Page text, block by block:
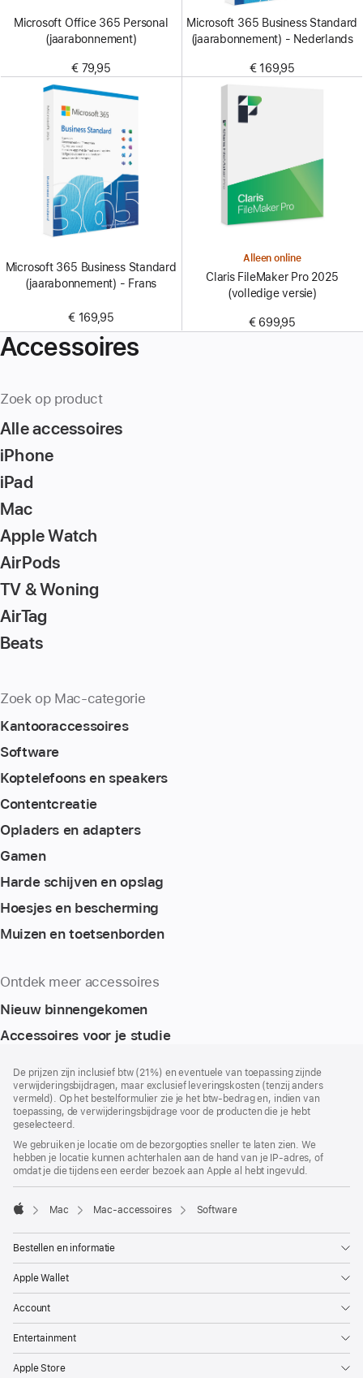
Microsoft Office 365 Personal
(jaarabonnement)
€ 79,95
Microsoft 365 Business Standard
(jaarabonnement) - Nederlands
€ 169,95
Microsoft 365 Business Standard
(jaarabonnement) - Frans
€ 169,95
Alleen online
Claris FileMaker Pro 2025
(volledige versie)
€ 699,95
Accessoires
Zoek op product
Alle accessoires
iPhone
iPad
Mac
Apple Watch
AirPods
TV & Woning
AirTag
Beats
Zoek op Mac-categorie
Kantoor­accessoires
Software
Koptelefoons en speakers
Content­creatie
Opladers en adapters
Gamen
Harde schijven en opslag
Hoesjes en bescherming
Muizen en toetsenborden
Ontdek meer accessoires
Nieuw binnengekomen
Accessoires voor je studie
De prijzen zijn inclusief btw (21%) en eventuele van toepassing zijnde
verwijderingsbijdragen, maar exclusief leveringskosten (tenzij anders
vermeld). Op het bestelformulier zie je het btw-bedrag en, indien van
toepassing, de verwijderingsbijdrage voor de producten die je hebt
geselecteerd.
We gebruiken je locatie om de bezorgopties sneller te laten zien. We
hebben je locatie kunnen achterhalen aan de hand van je IP-adres, of
omdat je die tijdens een eerder bezoek aan Apple al hebt ingevuld.
Mac Mac-accessoires Software
Bestellen en informatie
Apple Wallet
Account
Entertainment
Apple Store